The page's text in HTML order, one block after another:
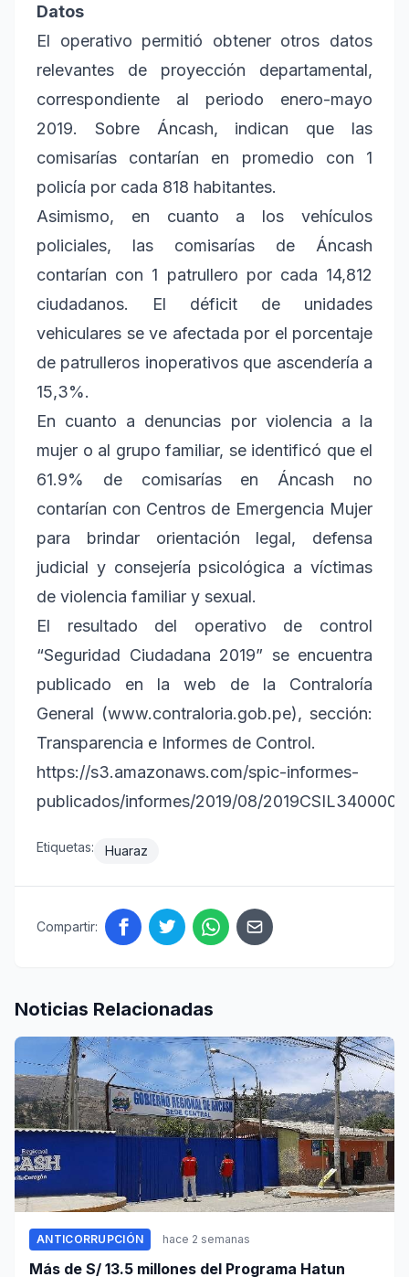
Datos
El operativo permitió obtener otros datos
relevantes de proyección departamental,
correspondiente al periodo enero-mayo
2019. Sobre Áncash, indican que las
comisarías contarían en promedio con 1
policía por cada 818 habitantes.
Asimismo, en cuanto a los vehículos
policiales, las comisarías de Áncash
contarían con 1 patrullero por cada 14,812
ciudadanos. El déficit de unidades
vehiculares se ve afectada por el porcentaje
de patrulleros inoperativos que ascendería a
15,3%.
En cuanto a denuncias por violencia a la
mujer o al grupo familiar, se identificó que el
61.9% de comisarías en Áncash no
contarían con Centros de Emergencia Mujer
para brindar orientación legal, defensa
judicial y consejería psicológica a víctimas
de violencia familiar y sexual.
El resultado del operativo de control
“Seguridad Ciudadana 2019” se encuentra
publicado en la web de la Contraloría
General (www.contraloria.gob.pe), sección:
Transparencia e Informes de Control.
https://s3.amazonaws.com/spic-informes-
publicados/informes/2019/08/
Etiquetas: Huaraz
Compartir:
Noticias Relacionadas
ANTICORRUPCIÓN hace 2 semanas
Más de S/ 13.5 millones del Programa Hatun